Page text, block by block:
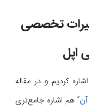
تخصصی
اپل
کردیم و در مقاله
” هم اشاره جامع‌تری